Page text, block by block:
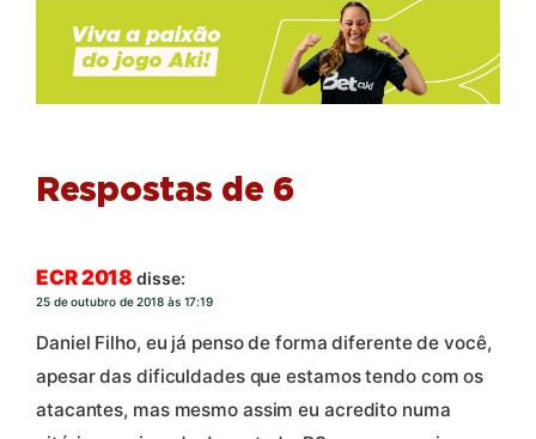
Respostas de 6
ECR 2018 disse:
25 de outubro de 2018 às 17:19
Daniel Filho, eu já penso de forma diferente de você,
apesar das dificuldades que estamos tendo com os
atacantes, mas mesmo assim eu acredito numa